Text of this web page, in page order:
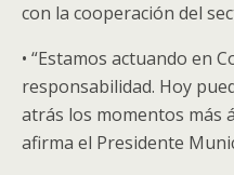
con la cooperación del
• “Estamos actuando en
responsabilidad. Hoy
atrás los momentos más
afirma el Presidente